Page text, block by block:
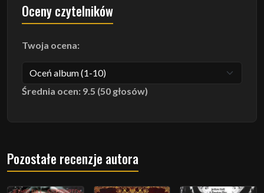
Oceny czytelników
Twoja ocena:
Średnia ocen: 9.5 (50 głosów)
Pozostałe recenzje autora